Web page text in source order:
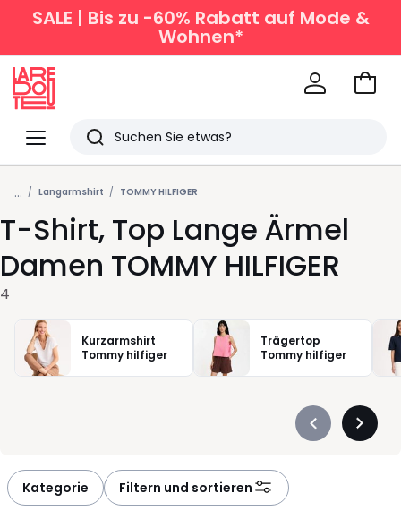
SALE | Bis zu -60% Rabatt auf Mode &
Wohnen*
Menü
Redoute
Suchen
Zuletzt
angesehen
Artikel
Zum
... Langarmshirt TOMMY HILFIGER
T-Shirt, Top Lange Ärmel
Damen TOMMY HILFIGER
4
Kurzarmshirt
Tommy hilfiger
Trägertop
Tommy hilfiger
Précédent
Kategorie Filtern und sortieren